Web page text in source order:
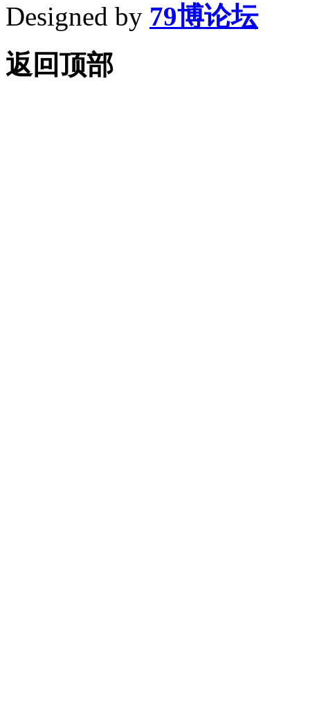
Designed by 79博论坛
返回顶部